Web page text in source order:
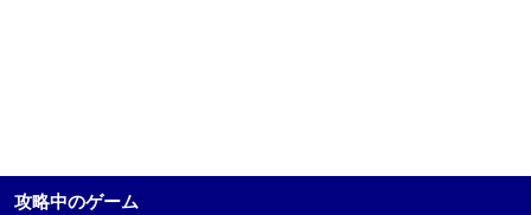
攻略中のゲーム